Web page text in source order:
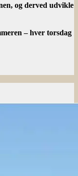
og derved udvikle
– hver torsdag